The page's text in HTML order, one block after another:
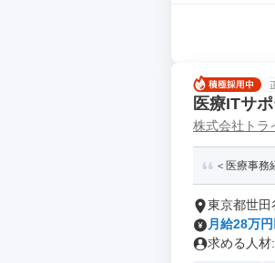
医療ITサ
株式会社トラ
＜医療事務
東京都世田
月給28万
求める人材